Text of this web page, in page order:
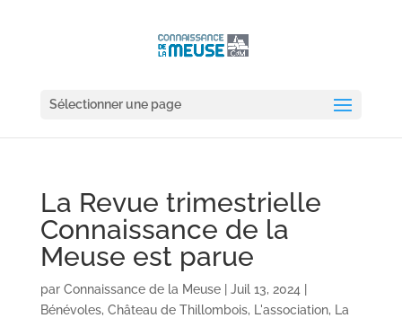
Sélectionner une page
La Revue trimestrielle
Connaissance de la
Meuse est parue
par Connaissance de la Meuse| Juil 13, 2024
Bénévoles, Château de Thillombois, L'association,
La